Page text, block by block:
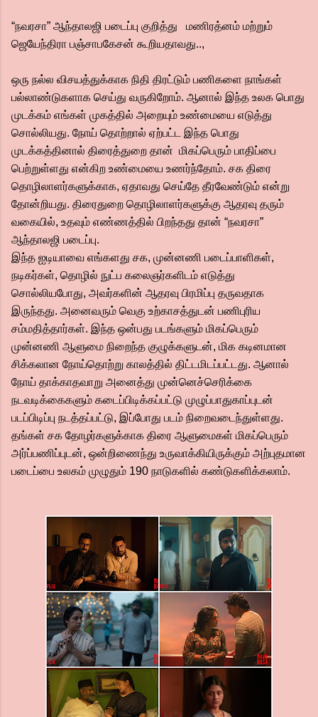
“நவரசா” ஆந்தாலஜி படைப்பு குறித்து மணிரத்னம் மற்றும்
ஜெயேந்திரா பஞ்சாபகேசன் கூறியதாவது..,
ஒரு நல்ல விசயத்துக்காக நிதி திரட்டும் பணிகளை நாங்கள்
பல்லாண்டுகளாக செய்து வருகிறோம். ஆனால் இந்த உலக பொது
முடக்கம் எங்கள் முகத்தில் அறையும் உண்மையை எடுத்து
சொல்லியது. நோய் தொற்றால் ஏற்பட்ட இந்த பொது
முடக்கத்தினால் திரைத்துறை தான் மிகப்பெரும் பாதிப்பை
பெற்றுள்ளது என்கிற உண்மையை உணர்ந்தோம். சக திரை
தொழிலாளர்களுக்காக, ஏதாவது செய்தே தீரவேண்டும் என்று
தோன்றியது. திரைதுறை தொழிலாளர்களுக்கு ஆதரவு தரும்
வகையில், உதவும் எண்ணத்தில் பிறந்தது தான் “நவரசா”
ஆந்தாலஜி படைப்பு.
இந்த ஐடியாவை எங்களது சக, முன்னணி படைப்பாளிகள்,
நடிகர்கள், தொழில் நுட்ப கலைஞர்களிடம் எடுத்து
சொல்லியபோது, அவர்களின் ஆதரவு பிரமிப்பு தருவதாக
இருந்தது. அனைவரும் வெகு உற்காசத்துடன் பணிபுரிய
சம்மதித்தார்கள். இந்த ஒன்பது படங்களும் மிகப்பெரும்
முன்னணி ஆளுமை நிறைந்த குழுக்களுடன், மிக கடினமான
சிக்கலான நோய்தொற்று காலத்தில் திட்டமிடப்பட்டது. ஆனால்
நோய் தாக்காதவாறு அனைத்து முன்னெச்செரிக்கை
நடவடிக்கைகளும் கடைப்பிடிக்கப்பட்டு முழுப்பாதுகாப்புடன்
படப்பிடிப்பு நடத்தப்பட்டு, இப்போது படம் நிறைவடைந்துள்ளது.
தங்கள் சக தோழர்களுக்காக திரை ஆளுமைகள் மிகப்பெரும்
அர்ப்பணிப்புடன், ஒன்றிணைந்து உருவாக்கியிருக்கும் அற்புதமான
படைப்பை உலகம் முழுதும் 190 நாடுகளில் கண்டுகளிக்கலாம்.